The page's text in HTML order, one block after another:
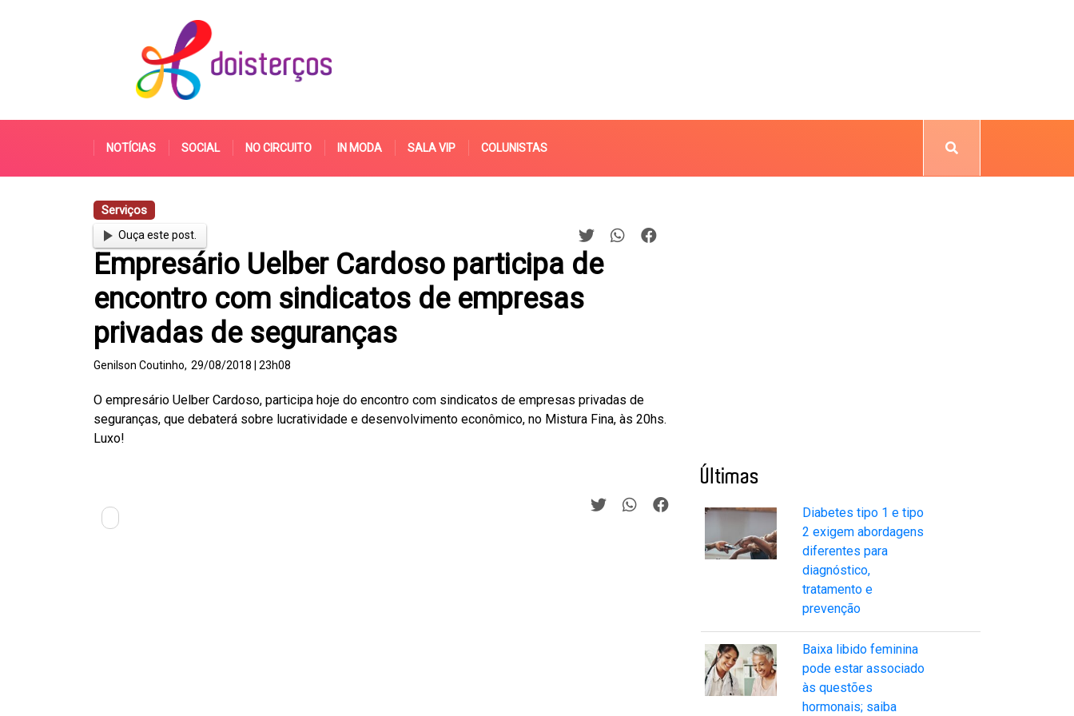
NOTÍCIAS SOCIAL NO CIRCUITO IN MODA SALA VIP COLUNISTAS
Serviços
Ouça este post.
Empresário Uelber Cardoso participa de
encontro com sindicatos de empresas
privadas de seguranças
Genilson Coutinho, 29/08/2018 | 23h08
O empresário Uelber Cardoso, participa hoje do encontro com sindicatos de empresas privadas de
seguranças, que debaterá sobre lucratividade e desenvolvimento econômico, no Mistura Fina, às 20hs.
Luxo!
Últimas
Diabetes tipo 1 e tipo
2 exigem abordagens
diferentes para
diagnóstico,
tratamento e
prevenção
Baixa libido feminina
pode estar associado
às questões
hormonais; saiba